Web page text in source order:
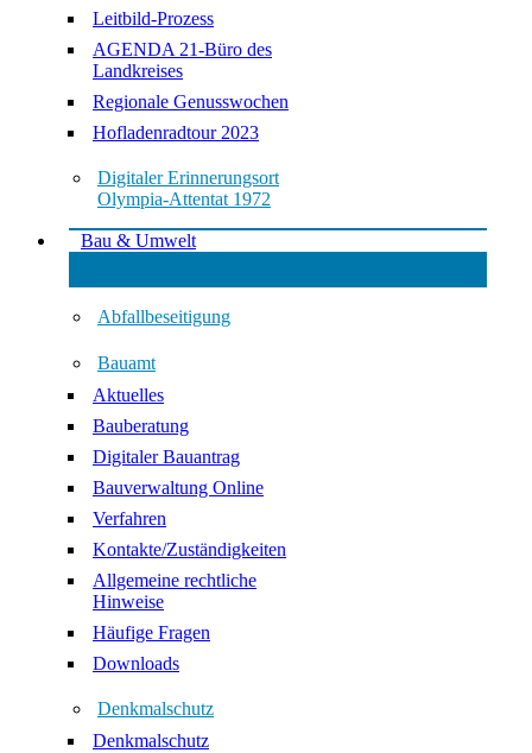
Leitbild-Prozess
AGENDA 21-Büro des
Landkreises
Regionale Genusswochen
Hofladenradtour 2023
Digitaler Erinnerungsort
Olympia-Attentat 1972
Bau & Umwelt
Abfallbeseitigung
Bauamt
Aktuelles
Bauberatung
Digitaler Bauantrag
Bauverwaltung Online
Verfahren
Kontakte/Zuständigkeiten
Allgemeine rechtliche
Hinweise
Häufige Fragen
Downloads
Denkmalschutz
Denkmalschutz